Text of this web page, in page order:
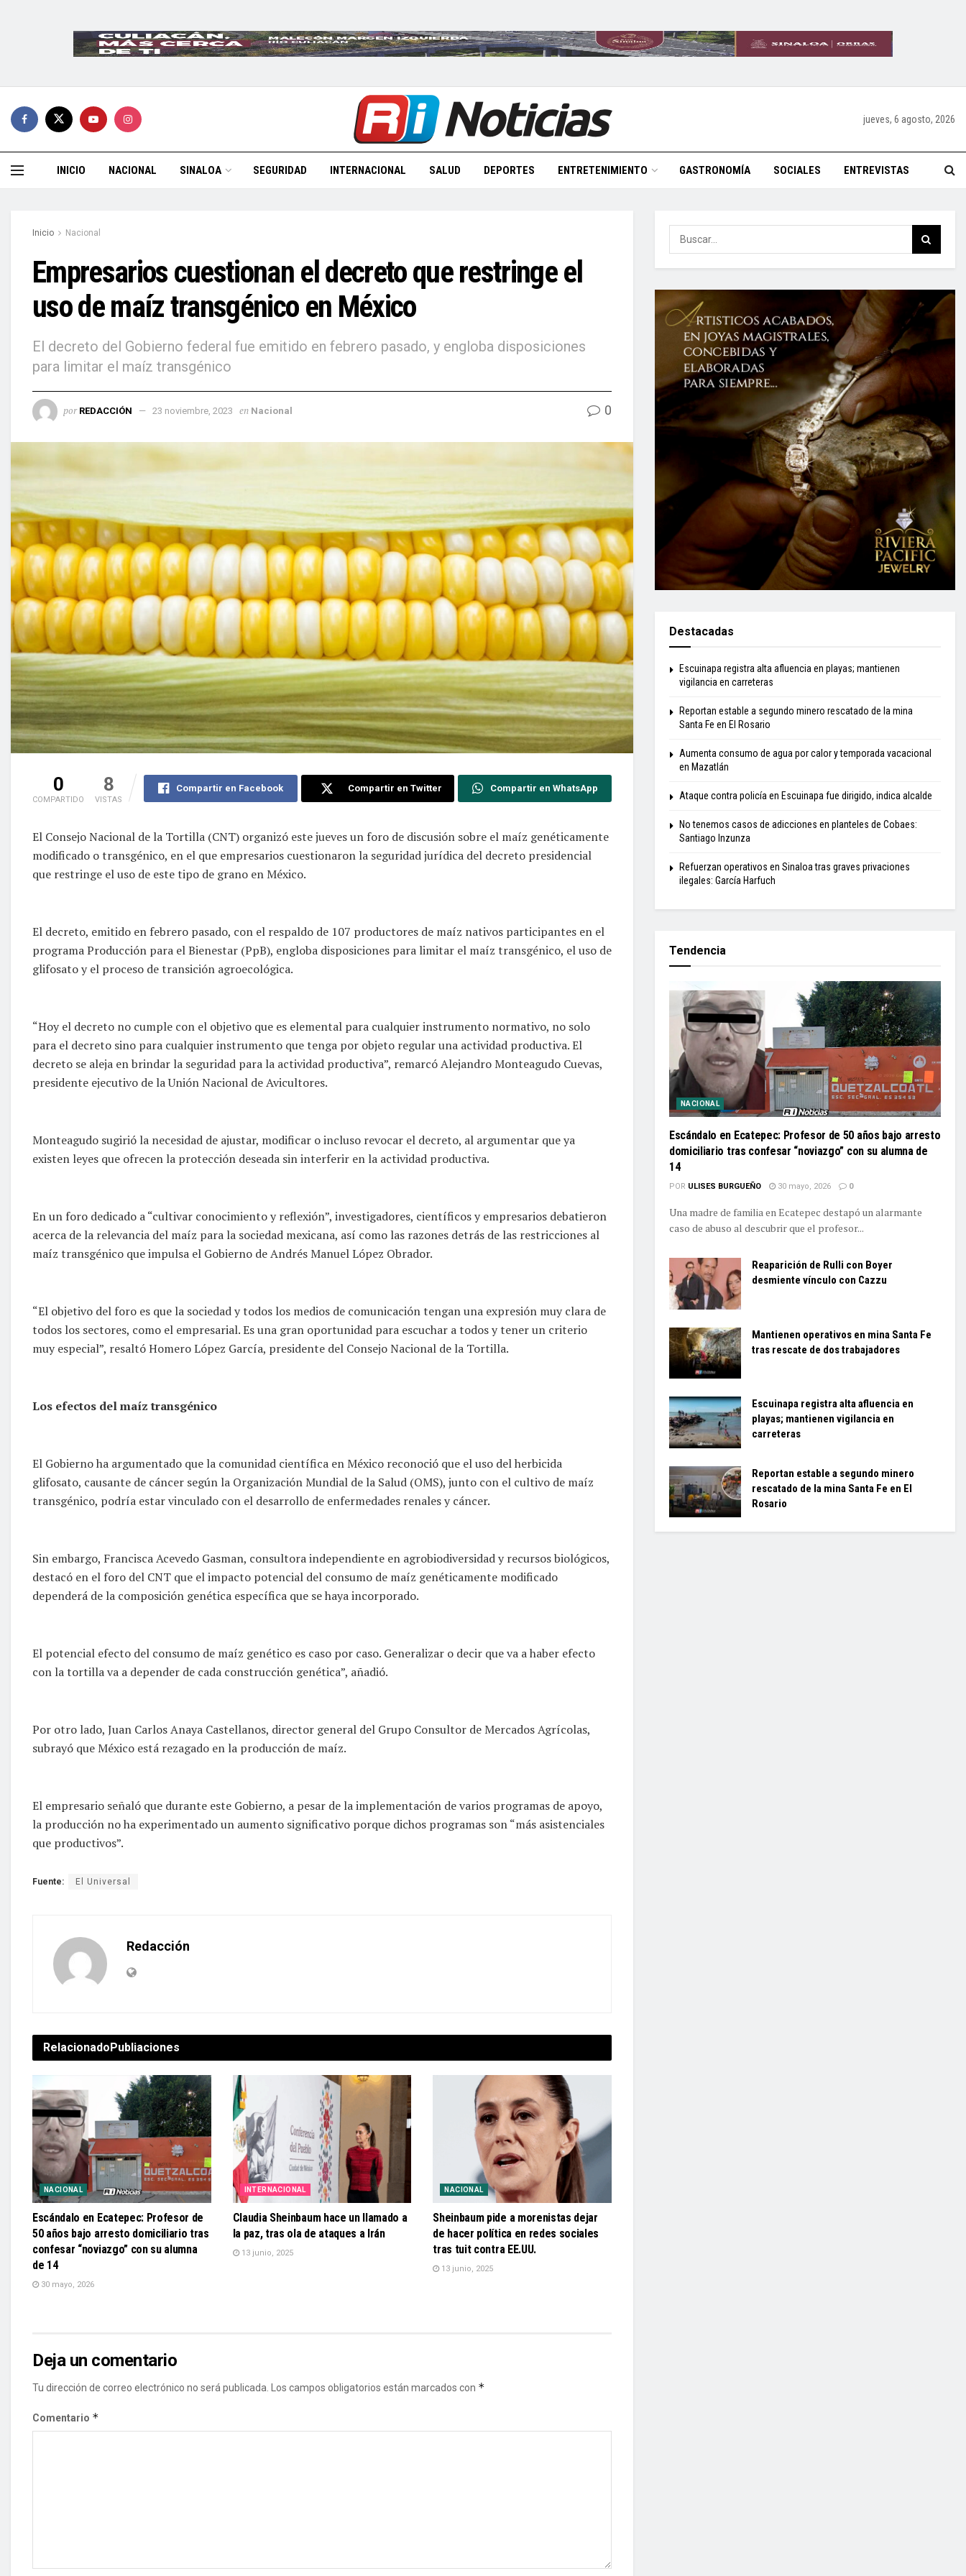
jueves, 6 agosto, 2026
INICIO NACIONAL SINALOA SEGURIDAD INTERNACIONAL SALUD DEPORTES ENTRETENIMIENTO GASTRONOMÍA SOCIALES ENTREVISTAS
Inicio Nacional
Empresarios cuestionan el decreto que restringe el
uso de maíz transgénico en México
El decreto del Gobierno federal fue emitido en febrero pasado, y engloba disposiciones
para limitar el maíz transgénico
por REDACCIÓN 23 noviembre, 2023 en Nacional 0
0
COMPARTIDO
8
VISTAS
Compartir en Facebook Compartir en Twitter Compartir en WhatsApp
El Consejo Nacional de la Tortilla (CNT) organizó este jueves un foro de discusión sobre el maíz genéticamente
modificado o transgénico, en el que empresarios cuestionaron la seguridad jurídica del decreto presidencial
que restringe el uso de este tipo de grano en México.
El decreto, emitido en febrero pasado, con el respaldo de 107 productores de maíz nativos participantes en el
programa Producción para el Bienestar (PpB), engloba disposiciones para limitar el maíz transgénico, el uso de
glifosato y el proceso de transición agroecológica.
“Hoy el decreto no cumple con el objetivo que es elemental para cualquier instrumento normativo, no solo
para el decreto sino para cualquier instrumento que tenga por objeto regular una actividad productiva. El
decreto se aleja en brindar la seguridad para la actividad productiva”, remarcó Alejandro Monteagudo Cuevas,
presidente ejecutivo de la Unión Nacional de Avicultores.
Monteagudo sugirió la necesidad de ajustar, modificar o incluso revocar el decreto, al argumentar que ya
existen leyes que ofrecen la protección deseada sin interferir en la actividad productiva.
En un foro dedicado a “cultivar conocimiento y reflexión”, investigadores, científicos y empresarios debatieron
acerca de la relevancia del maíz para la sociedad mexicana, así como las razones detrás de las restricciones al
maíz transgénico que impulsa el Gobierno de Andrés Manuel López Obrador.
“El objetivo del foro es que la sociedad y todos los medios de comunicación tengan una expresión muy clara de
todos los sectores, como el empresarial. Es una gran oportunidad para escuchar a todos y tener un criterio
muy especial”, resaltó Homero López García, presidente del Consejo Nacional de la Tortilla.
Los efectos del maíz transgénico
El Gobierno ha argumentado que la comunidad científica en México reconoció que el uso del herbicida
glifosato, causante de cáncer según la Organización Mundial de la Salud (OMS), junto con el cultivo de maíz
transgénico, podría estar vinculado con el desarrollo de enfermedades renales y cáncer.
Sin embargo, Francisca Acevedo Gasman, consultora independiente en agrobiodiversidad y recursos biológicos,
destacó en el foro del CNT que el impacto potencial del consumo de maíz genéticamente modificado
dependerá de la composición genética específica que se haya incorporado.
El potencial efecto del consumo de maíz genético es caso por caso. Generalizar o decir que va a haber efecto
con la tortilla va a depender de cada construcción genética”, añadió.
Por otro lado, Juan Carlos Anaya Castellanos, director general del Grupo Consultor de Mercados Agrícolas,
subrayó que México está rezagado en la producción de maíz.
El empresario señaló que durante este Gobierno, a pesar de la implementación de varios programas de apoyo,
la producción no ha experimentado un aumento significativo porque dichos programas son “más asistenciales
que productivos”.
Fuente: El Universal
Redacción
RelacionadoPubliaciones
NACIONAL
Escándalo en Ecatepec: Profesor de
50 años bajo arresto domiciliario tras
confesar “noviazgo” con su alumna
de 14
30 mayo, 2026
INTERNACIONAL
Claudia Sheinbaum hace un llamado a
la paz, tras ola de ataques a Irán
13 junio, 2025
NACIONAL
Sheinbaum pide a morenistas dejar
de hacer política en redes sociales
tras tuit contra EE.UU.
13 junio, 2025
Deja un comentario
Tu dirección de correo electrónico no será publicada. Los campos obligatorios están marcados con *
Comentario *
Destacadas
Escuinapa registra alta afluencia en playas; mantienen
vigilancia en carreteras
Reportan estable a segundo minero rescatado de la mina
Santa Fe en El Rosario
Aumenta consumo de agua por calor y temporada vacacional
en Mazatlán
Ataque contra policía en Escuinapa fue dirigido, indica alcalde
No tenemos casos de adicciones en planteles de Cobaes:
Santiago Inzunza
Refuerzan operativos en Sinaloa tras graves privaciones
ilegales: García Harfuch
Tendencia
NACIONAL
Escándalo en Ecatepec: Profesor de 50 años bajo arresto
domiciliario tras confesar “noviazgo” con su alumna de
14
POR ULISES BURGUEÑO 30 mayo, 2026 0
Una madre de familia en Ecatepec destapó un alarmante
caso de abuso al descubrir que el profesor...
Reaparición de Rulli con Boyer
desmiente vínculo con Cazzu
Mantienen operativos en mina Santa Fe
tras rescate de dos trabajadores
Escuinapa registra alta afluencia en
playas; mantienen vigilancia en
carreteras
Reportan estable a segundo minero
rescatado de la mina Santa Fe en El
Rosario